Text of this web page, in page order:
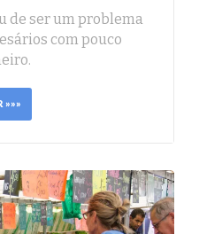
de ser um problema
com pouco
»»»